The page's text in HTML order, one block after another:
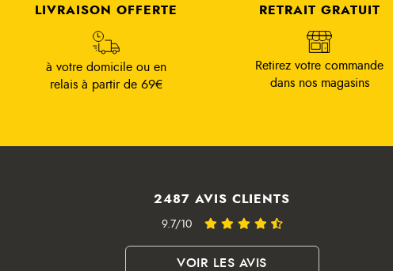
LIVRAISON OFFERTE
à votre domicile ou en
relais à partir de 69€
RETRAIT GRATUIT
Retirez votre commande
dans nos magasins
2487 AVIS CLIENTS
9.7/10
VOIR LES AVIS